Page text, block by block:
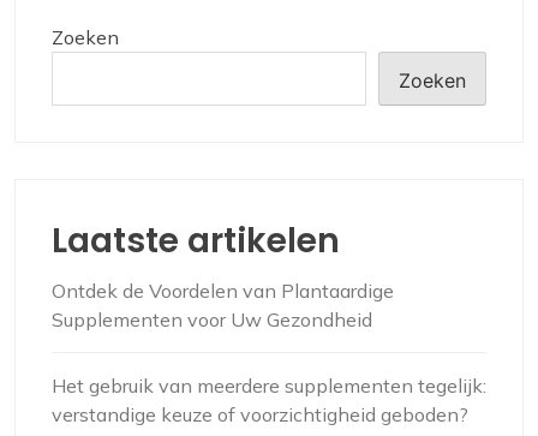
Zoeken
Zoeken
Laatste artikelen
Ontdek de Voordelen van Plantaardige
Supplementen voor Uw Gezondheid
Het gebruik van meerdere supplementen tegelijk:
verstandige keuze of voorzichtigheid geboden?